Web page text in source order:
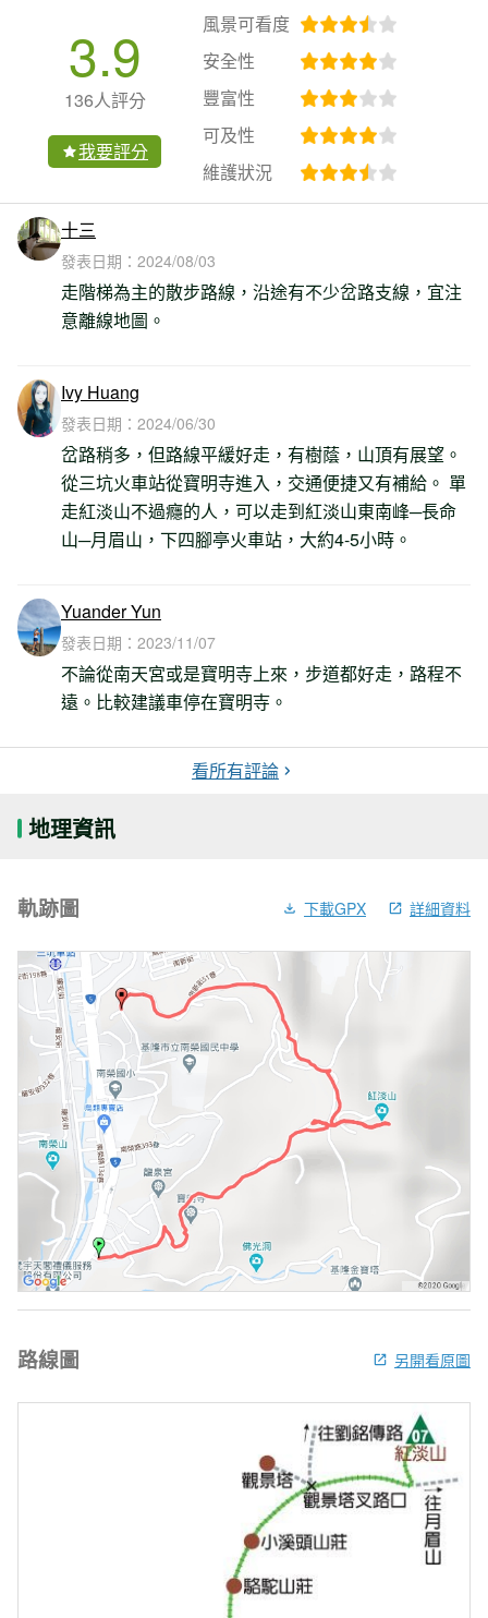
3.9
136人評分
我要評分
風景可看度
安全性
豐富性
可及性
維護狀況
十三
發表日期： 2024/08/03
走階梯為主的散步路線，沿途有不少岔路支線，宜注
意離線地圖。
Ivy Huang
發表日期： 2024/06/30
岔路稍多，但路線平緩好走，有樹蔭，山頂有展望。
從三坑火車站從寶明寺進入，交通便捷又有補給。 單
走紅淡山不過癮的人，可以走到紅淡山東南峰─長命
山─月眉山，下四腳亭火車站，大約4-5小時。
Yuander Yun
發表日期： 2023/11/07
不論從南天宮或是寶明寺上來，步道都好走，路程不
遠。比較建議車停在寶明寺。
看所有評論
地理資訊
軌跡圖 下載GPX 詳細資料
路線圖 另開看原圖